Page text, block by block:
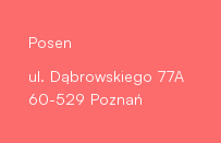
Posen
ul. Dąbrowskiego 77A
60-529 Poznań